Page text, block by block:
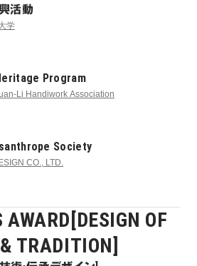
活動
学
Program
Li Handiwork Association
Society
CO., LTD.
AWARD[DESIGN OF
TRADITION]